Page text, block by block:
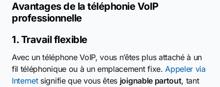
Avantages de la téléphonie VoIP
professionnelle
1. Travail flexible
Avec un téléphone VoIP, vous n’êtes plus attaché à un
fil téléphonique ou à un emplacement fixe.Appeler via
Internetsignifie que vous êtes joignable partout, tant